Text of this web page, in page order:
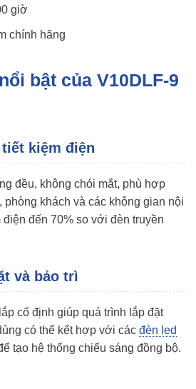
giờ
chính hãng
bật của V10DLF-9
kiệm điện
đều, không chói mắt, phù hợp
phòng khách và các không gian nội
đến 70% so với đèn truyền
và bảo trì
cố định giúp quá trình lắp đặt
có thể kết hợp với các đèn led
tạo hệ thống chiếu sáng đồng bộ.